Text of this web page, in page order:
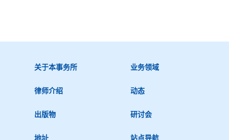
关于本事务所 业务领域
律师介绍 动态
出版物 研讨会
地址 站点导航